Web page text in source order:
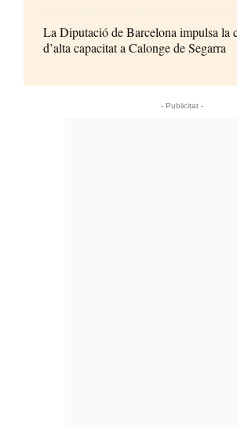
La Diputació de Barcelona impulsa la
d’alta capacitat a Calonge de Segarra
- Publicitat -